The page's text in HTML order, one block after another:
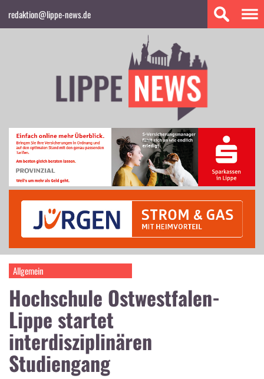
redaktion@lippe-news.de
Allgemein
Hochschule Ostwestfalen-
Lippe startet
interdisziplinären
Studiengang